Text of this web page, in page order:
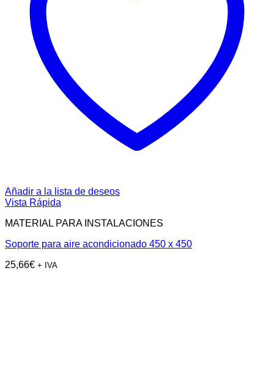
Añadir a la lista de deseos
Vista Rápida
MATERIAL PARA INSTALACIONES
Soporte para aire acondicionado 450 x 450
25,66€ + IVA